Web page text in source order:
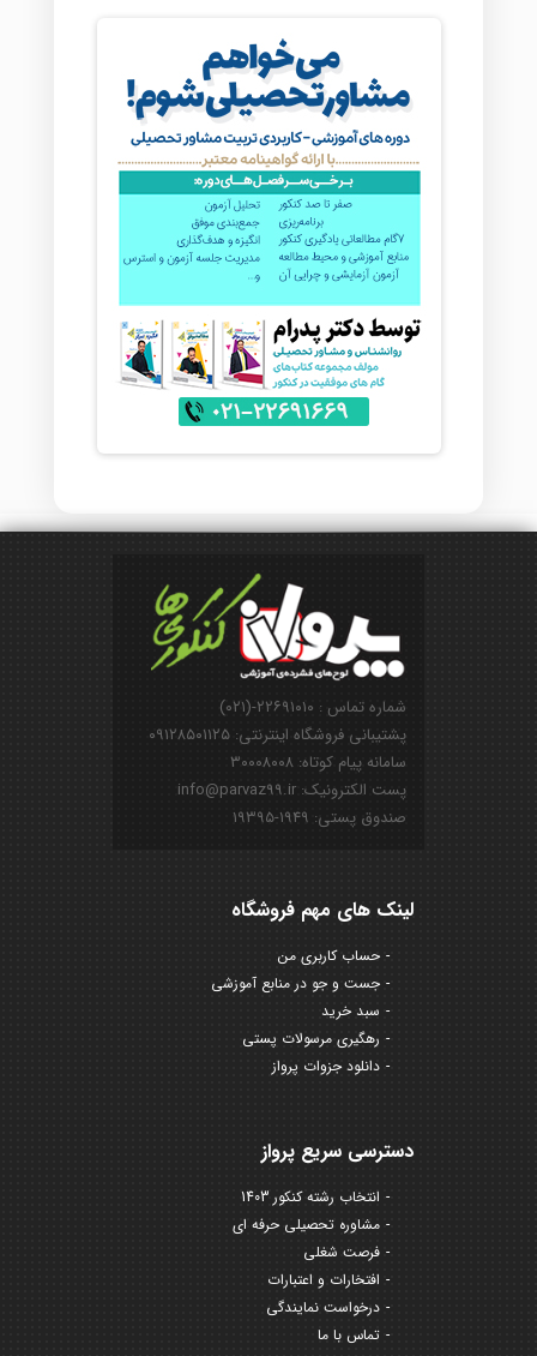
شماره تماس : ۲۲۶۹۱۰۱۰-(۰۲۱)
پشتیبانی فروشگاه اینترنتی: ۰۹۱۲۸۵۰۱۱۲۵
سامانه پیام کوتاه: ۳۰۰۰۸۰۰۸
پست الکترونیک: info@parvaz99.ir
صندوق پستی: ۱۹۴۹-۱۹۳۹۵
لینک های مهم فروشگاه
حساب کاربری من
جست و جو در منابع آموزشی
سبد خرید
رهگیری مرسولات پستی
دانلود جزوات پرواز
دسترسی سریع پرواز
انتخاب رشته کنکور 1403
مشاوره تحصیلی حرفه ای
فرصت شغلی
افتخارات و اعتبارات
درخواست نمایندگی
تماس با ما